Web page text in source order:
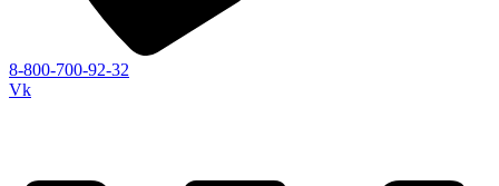
8-800-700-92-32
Vk